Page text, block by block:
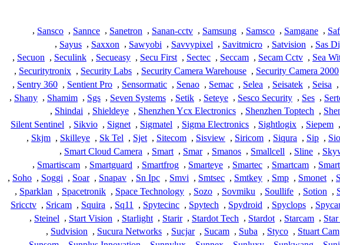
,
Samgane
,
Samsco
,
Samsung
,
Sanan-cctv
,
Sanetron
,
Sannce
,
Sansco
,
Sas
,
Satvision
,
Savitmicro
,
Savvypixel
,
Sawyobi
,
Saxxon
,
Sayus
,
Sea
,
Secam Cctv
,
Seccam
,
Sectec
,
Secu First
,
Secueasy
,
Seculink
,
Secuon
,
Security Camera 2000
,
Security Camera Warehouse
,
Security Labs
,
Securitytronix
,
,
Seisa
,
Seisatek
,
Selea
,
Semac
,
Senao
,
Sensormatic
,
Sentient Pro
,
Sentry 360
,
,
Ses
,
Sesco Security
,
Seteye
,
Setik
,
Seven Systems
,
Sgs
,
Shamim
,
Shany
,
,
Shenzhen Toptech
,
Shenzhen Ycx Electronics
,
Shieldeye
,
Shindai
,
,
Siepem
,
Sightlogix
,
Sigma Electronics
,
Sigmatel
,
Signet
,
Sikvio
,
Silent Sentinel
,
Sip
,
Siqura
,
Siricom
,
Sisview
,
Sitecom
,
Sjet
,
Sk Tel
,
Skilleye
,
Skjm
,
,
Sline
,
Smallcell
,
Smanos
,
Smar
,
Smart
,
Smart Cloud Camera
,
,
Smartcam
,
Smartec
,
Smarteye
,
Smartfrog
,
Smartguard
,
Smartiscam
,
,
Smonet
,
Smp
,
Smtkey
,
Smtsec
,
Smvi
,
Sn Ipc
,
Snapav
,
Soar
,
Soggi
,
Soho
,
,
Sotion
,
Soullife
,
Sovmiku
,
Sozo
,
Space Technology
,
Spacetronik
,
Sparklan
,
,
Spyclops
,
Spydroid
,
Spytech
,
Spytecinc
,
Sq11
,
Squira
,
Sricam
,
Sricctv
,
Starcam
,
Stardot
,
Stardot Tech
,
Starir
,
Starlight
,
Start Vision
,
Steinel
,
Stuart Cam
,
Styco
,
Suba
,
Sucam
,
Sucjar
,
Sucura Networks
,
Sudvision
,